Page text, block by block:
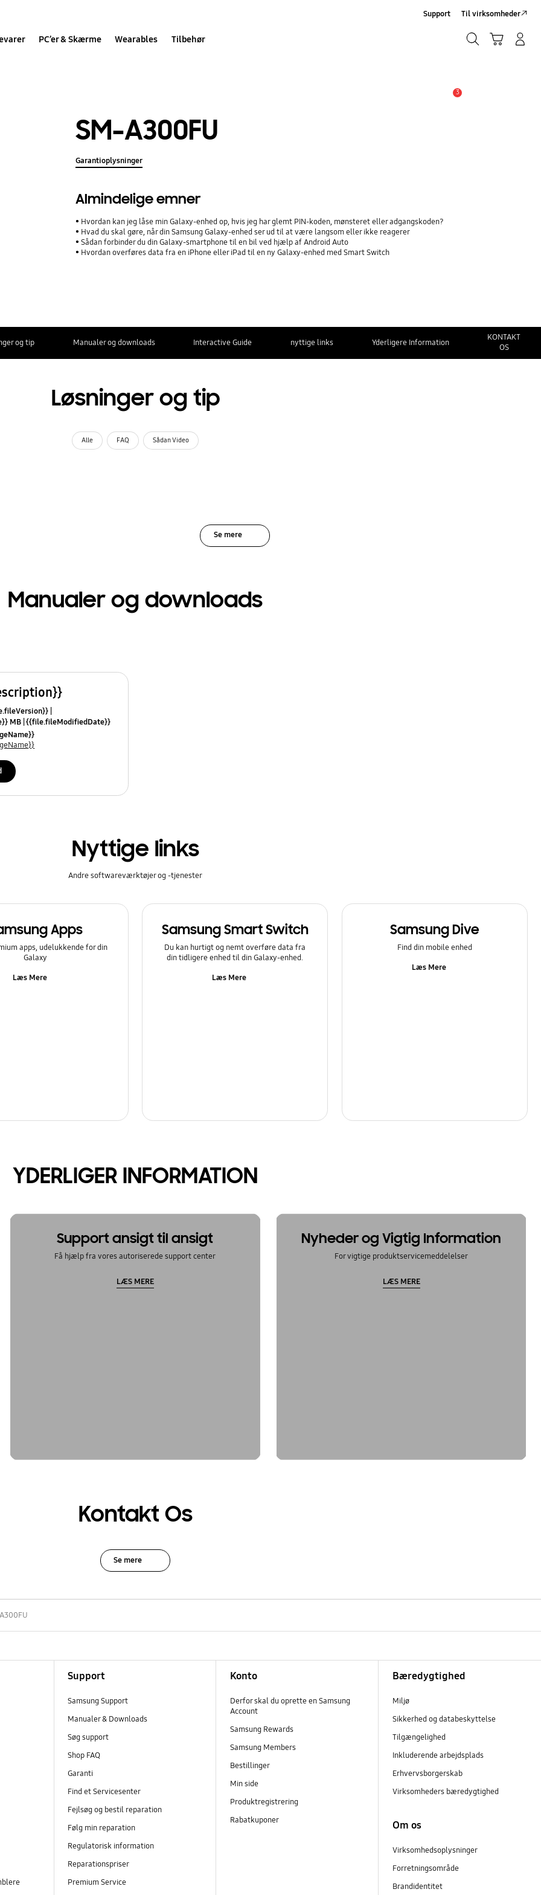
PC’er & Skærme Wearables Tilbehør
Support Til virksomheder
3
SM-A300FU
Garantioplysninger
Almindelige emner
Hvordan kan jeg låse min Galaxy-enhed op, hvis jeg har glemt PIN-koden, mønsteret eller adgangskoden?
Hvad du skal gøre, når din Samsung Galaxy-enhed ser ud til at være langsom eller ikke reagerer
Sådan forbinder du din Galaxy-smartphone til en bil ved hjælp af Android Auto
Hvordan overføres data fra en iPhone eller iPad til en ny Galaxy-enhed med Smart Switch
og tip Manualer og downloads Interactive Guide nyttige links Yderligere Information
KONTAKT
OS
Løsninger og tip
Alle FAQ Sådan Video
Se mere
Manualer og downloads
MB {{file.fileModifiedDate}}
Nyttige links
Andre softwareværktøjer og -tjenester
Apps
apps, udelukkende for din
Galaxy
Læs Mere
Samsung Smart Switch
Du kan hurtigt og nemt overføre data fra
din tidligere enhed til din Galaxy-enhed.
Læs Mere
Samsung Dive
Find din mobile enhed
Læs Mere
YDERLIGER INFORMATION
Support ansigt til ansigt
Få hjælp fra vores autoriserede support center
LÆS MERE
Nyheder og Vigtig Information
For vigtige produktservicemeddelelser
LÆS MERE
Kontakt Os
Se mere
Support
Samsung Support
Manualer & Downloads
Søg support
Shop FAQ
Garanti
Find et Servicesenter
Fejlsøg og bestil reparation
Følg min reparation
Regulatorisk information
Reparationspriser
Premium Service
Konto
Derfor skal du oprette en Samsung
Account
Samsung Rewards
Samsung Members
Bestillinger
Min side
Produktregistrering
Rabatkuponer
Bæredygtighed
Miljø
Sikkerhed og databeskyttelse
Tilgængelighed
Inkluderende arbejdsplads
Erhvervsborgerskab
Virksomheders bæredygtighed
Om os
Virksomhedsoplysninger
Forretningsområde
Brandidentitet